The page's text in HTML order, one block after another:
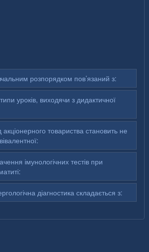
розпорядком пов’язаний з:
уроків, виходячи з дидактичної
товариства становить не
імунологічних тестів при
діагностика складається з: